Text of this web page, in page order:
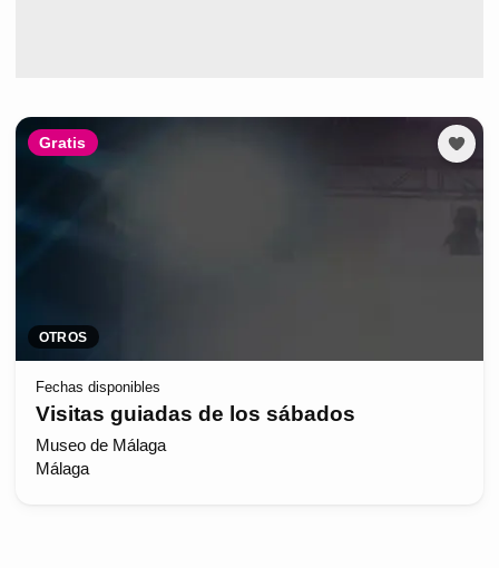
Gratis
OTROS
Fechas disponibles
Visitas guiadas de los sábados
Museo de Málaga
Málaga